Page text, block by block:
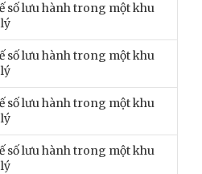
số lưu hành trong một khu
số lưu hành trong một khu
số lưu hành trong một khu
số lưu hành trong một khu